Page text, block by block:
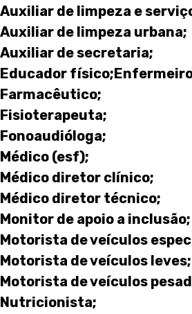
Auxiliar de limpeza e
Auxiliar de limpeza urbana;
Auxiliar de secretaria;
Educador
Farmacêutico;
Fisioterapeuta;
Fonoaudióloga;
Médico (esf);
Médico diretor clínico;
Médico diretor técnico;
Monitor de apoio a inclusão;
Motorista de veículos
Motorista de veículos leves;
Motorista de veículos
Nutricionista;